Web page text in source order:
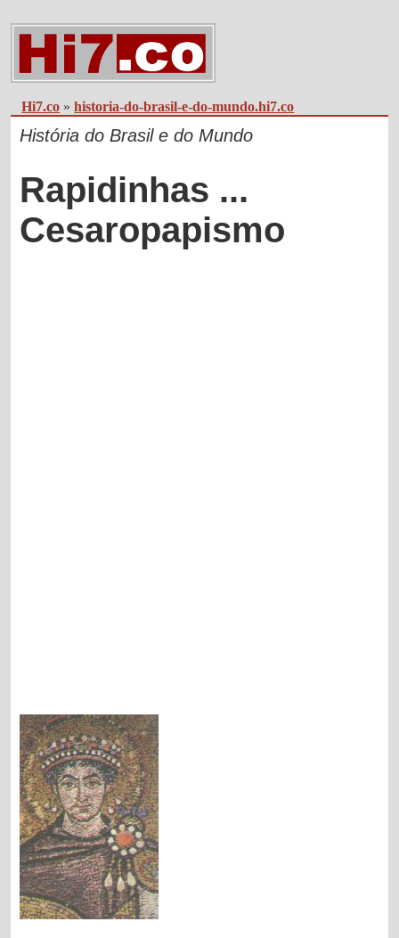
Hi7.co »historia-do-brasil-e-do-mundo.hi7.co
História do Brasil e do Mundo
Rapidinhas ...
Cesaropapismo